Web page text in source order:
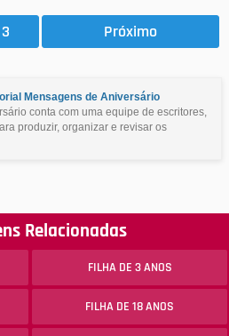
3 Próximo
Mensagens de Aniversário
conta com uma equipe de escritores,
produzir, organizar e revisar os
Relacionadas
FILHA DE 3 ANOS
FILHA DE 18 ANOS